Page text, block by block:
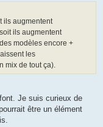
ils augmentent
ils augmentent
modèles encore +
les
mix de tout ça).
Je suis curieux de
être un élément